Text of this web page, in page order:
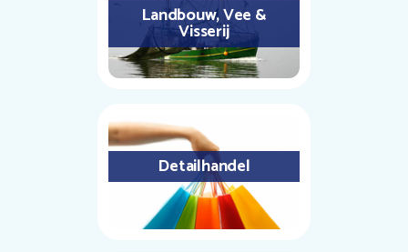
Landbouw, Vee &
Visserij
Detailhandel